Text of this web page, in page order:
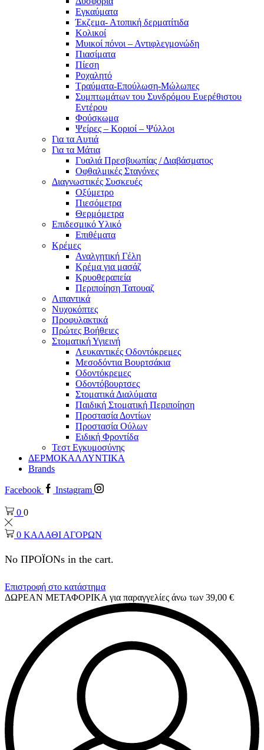
Εγκαύματα
Έκζεμα- Ατοπική δερματίτιδα
Κολικοί
Μυικοί πόνοι – Αντιφλεγμονώδη
Πιασίματα
Πίεση
Ροχαλητό
Τραύματα-Επούλωση-Μώλωπες
Συμπτωμάτων του Συνδρόμου Ευερέθιστου
Εντέρου
Φούσκωμα
Ψείρες – Κοριοί – Ψύλλοι
Για τα Αυτιά
Για τα Μάτια
Γυαλιά Πρεσβυωπίας / Διαβάσματος
Οφθαλμικές Σταγόνες
Διαγνωστικές Συσκευές
Οξύμετρο
Πιεσόμετρα
Θερμόμετρα
Επιδεσμικό Υλικό
Επιθέματα
Κρέμες
Αναλγητική Γέλη
Κρέμα για μασάζ
Κρυοθεραπεία
Περιποίηση Τατουαζ
Λιπαντικά
Νυχοκόπτες
Προφυλακτικά
Πρώτες Βοήθειες
Στοματική Υγιεινή
Λευκαντικές Οδοντόκρεμες
Μεσοδόντια Βουρτσάκια
Οδοντόκρεμες
Οδοντόβουρτσες
Στοματικά Διαλύματα
Παιδική Στοματική Περιποίηση
Προστασία Δοντίων
Προστασία Ούλων
Ειδική Φροντίδα
Τεστ Εγκυμοσύνης
ΔΕΡΜΟΚΑΛΛΥΝΤΙΚΑ
Brands
Facebook Instagram
0 0
0 ΚΑΛΑΘΙ ΑΓΟΡΩΝ
No ΠΡΟΪΟΝs in the cart.
Επιστροφή στο κατάστημα
ΔΩΡΕΑΝ ΜΕΤΑΦΟΡΙΚΑ για παραγγελίες άνω των 39,00 €